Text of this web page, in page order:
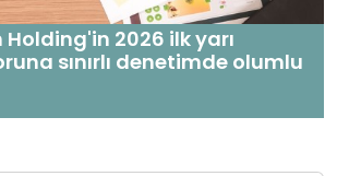
Holding'in 2026 ilk yarı
sınırlı denetimde olumlu